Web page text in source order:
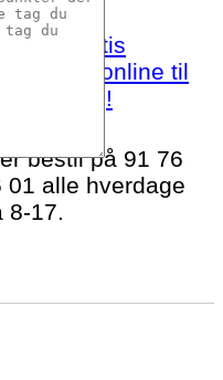
et gratis
online til
idag!
bestil på 91 76
01 alle hverdage
8-17.